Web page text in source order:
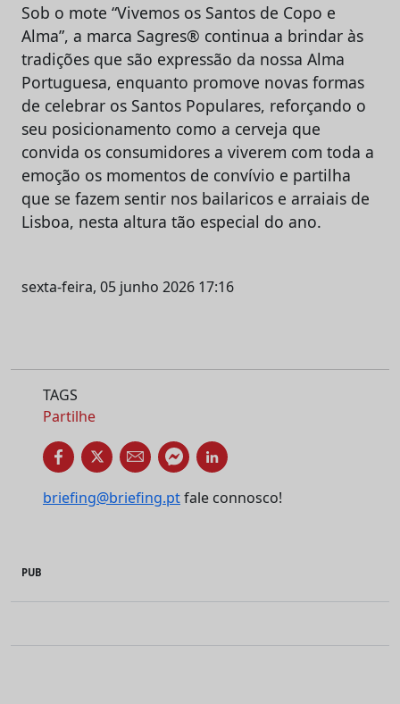
Sob o mote “Vivemos os Santos de Copo e
Alma”, a marca Sagres® continua a brindar às
tradições que são expressão da nossa Alma
Portuguesa, enquanto promove novas formas
de celebrar os Santos Populares, reforçando o
seu posicionamento como a cerveja que
convida os consumidores a viverem com toda a
emoção os momentos de convívio e partilha
que se fazem sentir nos bailaricos e arraiais de
Lisboa, nesta altura tão especial do ano.
sexta-feira, 05 junho 2026 17:16
TAGS
Partilhe
briefing@briefing.ptfale connosco!
PUB